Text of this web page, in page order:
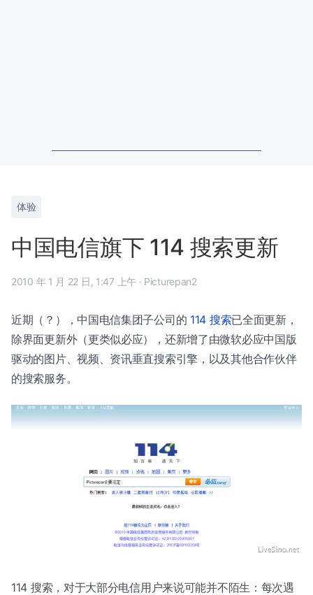
体验
中国电信旗下 114 搜索更新
2010 年 1 月 22 日, 1:47 上午 · Picturepan2
近期（？），中国电信集团子公司的 114 搜索已全面更新，
除界面更新外（更类似必应），还新增了由微软必应中国版
驱动的图片、视频、资讯垂直搜索引擎，以及其他合作伙伴
的搜索服务。
114 搜索，对于大部分电信用户来说可能并不陌生：每次遇